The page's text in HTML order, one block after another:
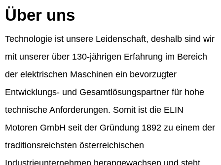
Über uns
Technologie ist unsere Leidenschaft, deshalb sind wir
mit unserer über 130-jährigen Erfahrung im Bereich
der elektrischen Maschinen ein bevorzugter
Entwicklungs- und Gesamtlösungspartner für hohe
technische Anforderungen. Somit ist die ELIN
Motoren GmbH seit der Gründung 1892 zu einem der
traditionsreichsten österreichischen
Industrieunternehmen herangewachsen und steht